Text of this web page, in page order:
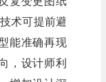
术可提前避
能准确再现
，设计师利